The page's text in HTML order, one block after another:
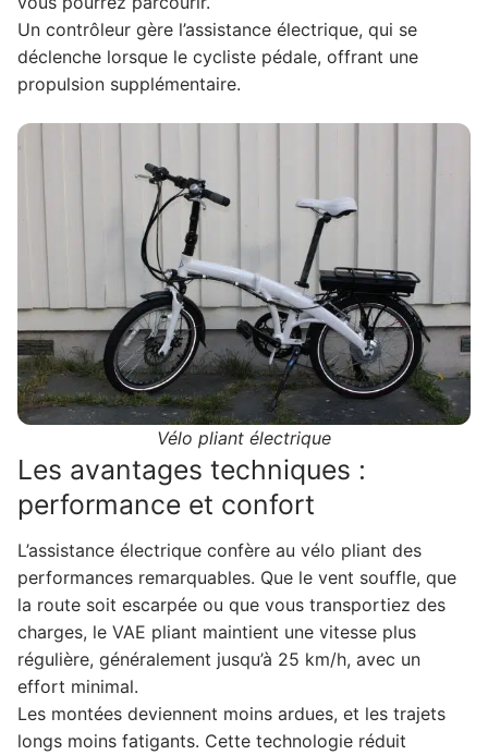
Un contrôleur gère l’assistance électrique, qui se
déclenche lorsque le cycliste pédale, offrant une
propulsion supplémentaire.
Vélo pliant électrique
Les avantages techniques :
performance et confort
L’assistance électrique confère au vélo pliant des
performances remarquables. Que le vent souffle, que
la route soit escarpée ou que vous transportiez des
charges, le VAE pliant maintient une vitesse plus
régulière, généralement jusqu’à 25 km/h, avec un
effort minimal.
Les montées deviennent moins ardues, et les trajets
longs moins fatigants. Cette technologie réduit